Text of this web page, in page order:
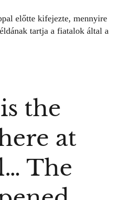
előtte kifejezte, mennyire
tartja a fiatalok által a
the
at
The